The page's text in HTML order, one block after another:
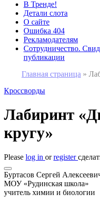
В Тренде!
Детали слота
О сайте
Ошибка 404
Рекламодателям
Сотрудничество.
публикации
Главная страница »
Кроссворды
Лабиринт
кругу»
Please log in orregister
Буртасов Сергей
МОУ «Рудинская школа»
учитель химии и биологии